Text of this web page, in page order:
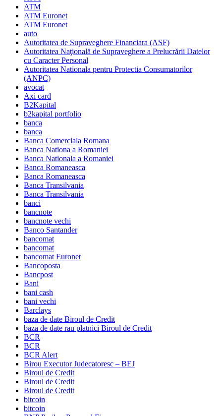
ATM
ATM Euronet
ATM Euronet
auto
Autoritatea de Supraveghere Financiara (ASF)
Autoritatea Naţională de Supraveghere a Prelucrării Datelor
cu Caracter Personal
Autoritatea Nationala pentru Protectia Consumatorilor
(ANPC)
avocat
Axi card
B2Kapital
b2kapital portfolio
banca
banca
Banca Comerciala Romana
Banca Nationa a Romaniei
Banca Nationala a Romaniei
Banca Romaneasca
Banca Romaneasca
Banca Transilvania
Banca Transilvania
banci
bancnote
bancnote vechi
Banco Santander
bancomat
bancomat
bancomat Euronet
Bancoposta
Bancpost
Bani
bani cash
bani vechi
Barclays
baza de date Biroul de Credit
baza de date rau platnici Biroul de Credit
BCR
BCR
BCR Alert
Birou Executor Judecatoresc – BEJ
Biroul de Credit
Biroul de Credit
Biroul de Credit
bitcoin
bitcoin